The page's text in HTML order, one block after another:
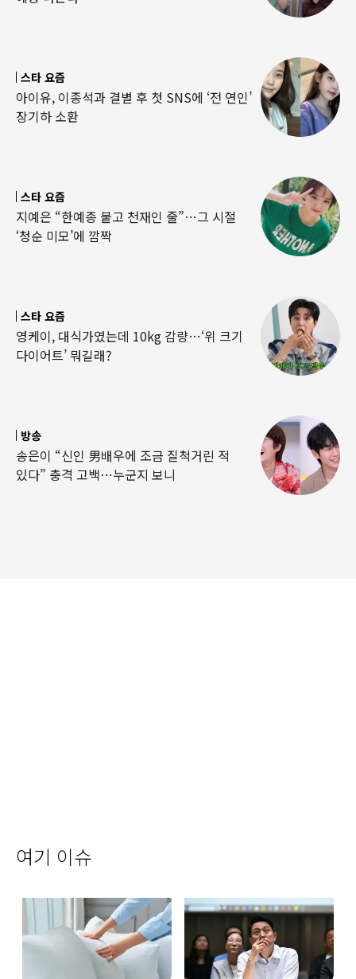
스타 요즘
아이유, 이종석과 결별 후 첫 SNS에 ‘전 연인’
장기하 소환
스타 요즘
지예은 “한예종 붙고 천재인 줄”…그 시절
‘청순 미모’에 깜짝
스타 요즘
영케이, 대식가였는데 10kg 감량…‘위 크기
다이어트’ 뭐길래?
방송
송은이 “신인 男배우에 조금 질척거린 적
있다” 충격 고백…누군지 보니
여기 이슈